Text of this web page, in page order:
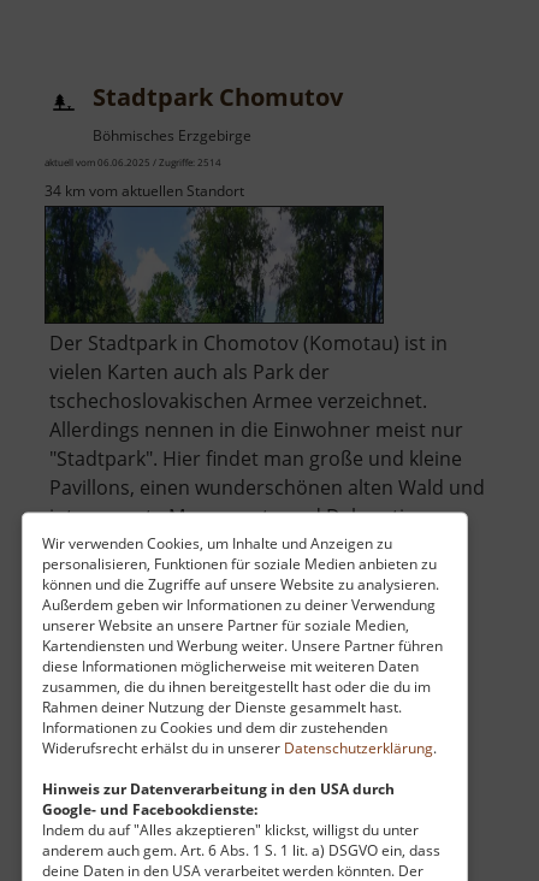
Wir verwenden Cookies, um Inhalte und Anzeigen zu
personalisieren, Funktionen für soziale Medien anbieten zu
können und die Zugriffe auf unsere Website zu analysieren.
Außerdem geben wir Informationen zu deiner Verwendung
unserer Website an unsere Partner für soziale Medien,
Kartendiensten und Werbung weiter. Unsere Partner führen
diese Informationen möglicherweise mit weiteren Daten
zusammen, die du ihnen bereitgestellt hast oder die du im
Rahmen deiner Nutzung der Dienste gesammelt hast.
Informationen zu Cookies und dem dir zustehenden
Widerufsrecht erhälst du in unserer Datenschutzerklärung.
Hinweis zur Datenverarbeitung in den USA durch
Google- und Facebookdienste:
Indem du auf "Alles akzeptieren" klickst, willigst du unter
anderem auch gem. Art. 6 Abs. 1 S. 1 lit. a) DSGVO ein, dass
deine Daten in den USA verarbeitet werden könnten. Der
Stadtpark Chomutov
Böhmisches Erzgebirge
aktuell vom 06.06.2025 / Zugriffe: 2514
34 km vom aktuellen Standort
Der Stadtpark in Chomotov (Komotau) ist in
vielen Karten auch als Park der
tschechoslovakischen Armee verzeichnet.
Allerdings nennen in die Einwohner meist nur
"Stadtpark". Hier findet man große und kleine
Pavillons, einen wunderschönen alten Wald und
interessante Monumente und Dekorationen.
Erricht.. »weiterlesenüber
Stadtpark
Chomutov
Katzentreppe und Aussicht
Osterzgebirge
aktuell vom 23.07.2025 / Zugriffe: 4763
56 km vom aktuellen Standort